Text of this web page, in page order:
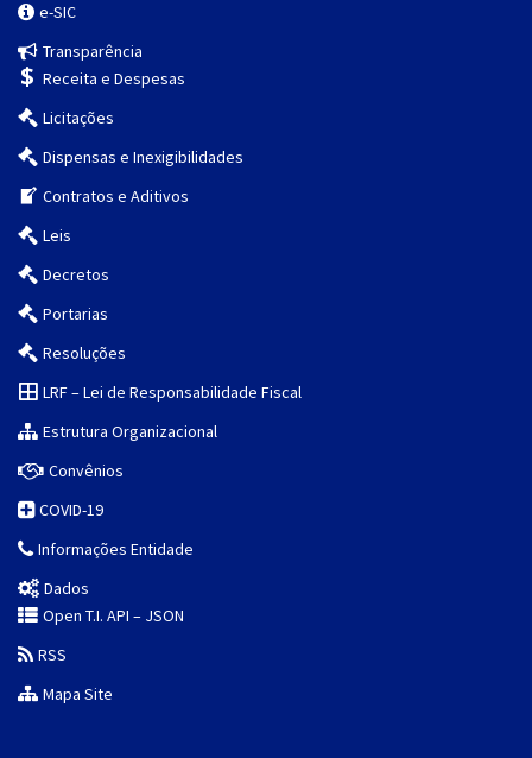
e-SIC
Transparência
Receita e Despesas
Licitações
Dispensas e Inexigibilidades
Contratos e Aditivos
Leis
Decretos
Portarias
Resoluções
LRF – Lei de Responsabilidade Fiscal
Estrutura Organizacional
Convênios
COVID-19
Informações Entidade
Dados
Open T.I. API – JSON
RSS
Mapa Site